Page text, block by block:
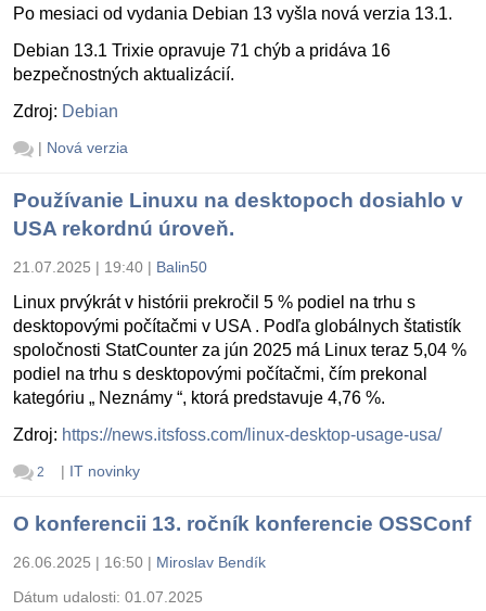
Po mesiaci od vydania Debian 13 vyšla nová verzia 13.1.
Debian 13.1 Trixie opravuje 71 chýb a pridáva 16
bezpečnostných aktualizácií.
Zdroj: Debian
| Nová verzia
Používanie Linuxu na desktopoch dosiahlo v
USA rekordnú úroveň.
21.07.2025 | 19:40 | Balin50
Linux prvýkrát v histórii prekročil 5 % podiel na trhu s
desktopovými počítačmi v USA . Podľa globálnych štatistík
spoločnosti StatCounter za jún 2025 má Linux teraz 5,04 %
podiel na trhu s desktopovými počítačmi, čím prekonal
kategóriu „ Neznámy “, ktorá predstavuje 4,76 %.
Zdroj: https://news.itsfoss.com/linux-desktop-usage-usa/
2 | IT novinky
O konferencii 13. ročník konferencie OSSConf
26.06.2025 | 16:50 | Miroslav Bendík
Dátum udalosti: 01.07.2025